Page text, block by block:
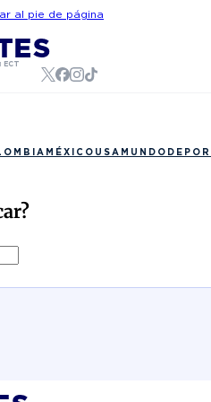
al pie de página
ECT
MÉXICO USA MUNDO